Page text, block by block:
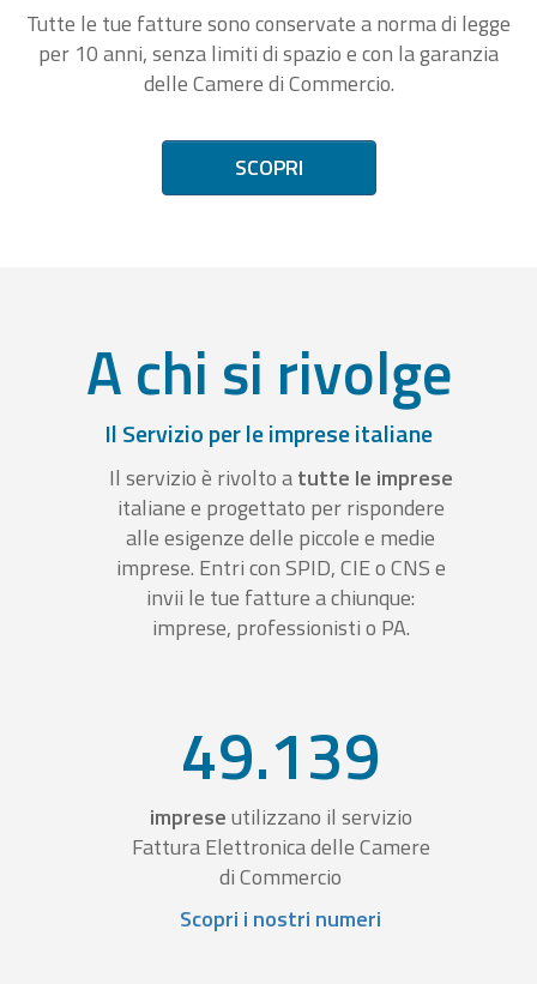
Tutte le tue fatture sono conservate a norma di legge
per 10 anni, senza limiti di spazio e con la garanzia
delle Camere di Commercio.
SCOPRI
A chi si rivolge
Il Servizio per le imprese italiane
Il servizio è rivolto atutte le imprese
italiane e progettato per rispondere
alle esigenze delle piccole e medie
imprese. Entri con SPID, CIE o CNS e
invii le tue fatture a chiunque:
imprese, professionisti o PA.
49.139
impreseutilizzano il servizio
Fattura Elettronica delle Camere
di Commercio
Scopri i nostri numeri